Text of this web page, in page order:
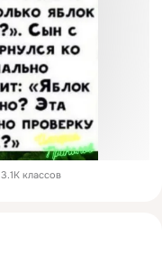
3.1K классов